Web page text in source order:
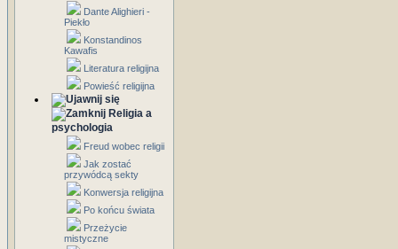
Dante Alighieri -
Piekło
Konstandinos
Kawafis
Literatura religijna
Powieść religijna
Religia a
psychologia
Freud wobec religii
Jak zostać
przywódcą sekty
Konwersja religijna
Po końcu świata
Przeżycie
mistyczne